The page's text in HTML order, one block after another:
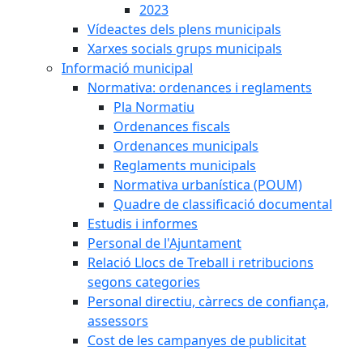
2023
Vídeactes dels plens municipals
Xarxes socials grups municipals
Informació municipal
Normativa: ordenances i reglaments
Pla Normatiu
Ordenances fiscals
Ordenances municipals
Reglaments municipals
Normativa urbanística (POUM)
Quadre de classificació documental
Estudis i informes
Personal de l'Ajuntament
Relació Llocs de Treball i retribucions
segons categories
Personal directiu, càrrecs de confiança,
assessors
Cost de les campanyes de publicitat